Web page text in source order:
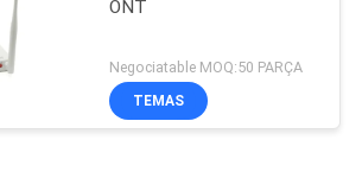
ONT
Negociatable MOQ:50 PARÇA
TEMAS